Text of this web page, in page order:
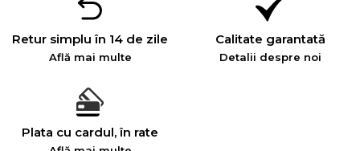
Retur simplu în 14 de zile
Află mai multe
Calitate garantată
Detalii despre noi
Plata cu cardul, în rate